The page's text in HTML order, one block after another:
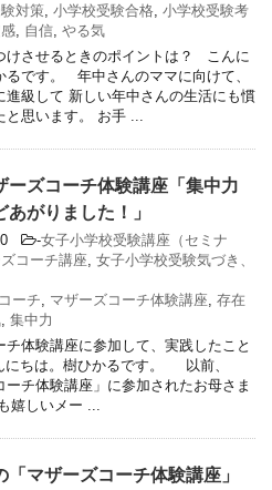
対策 小学校受験合格 小学校受験考
自信 やる気
けさせるときのポイントは？ こんに
るです。 年中さんのママに向けて、
進級して 新しい年中さんの生活にも慣
思います。 お手 ...
ズコーチ体験講座「集中力
あがりました！」
-女子小学校受験講座（セミナ
コーチ講座 女子小学校受験気づき、
ーチ
マザーズコーチ体験講座 存在
集中力
チ体験講座に参加して、実践したこと
ちは。樹ひかるです。 以前、
ーチ体験講座」に参加されたお母さま
嬉しいメー ...
「マザーズコーチ体験講座」